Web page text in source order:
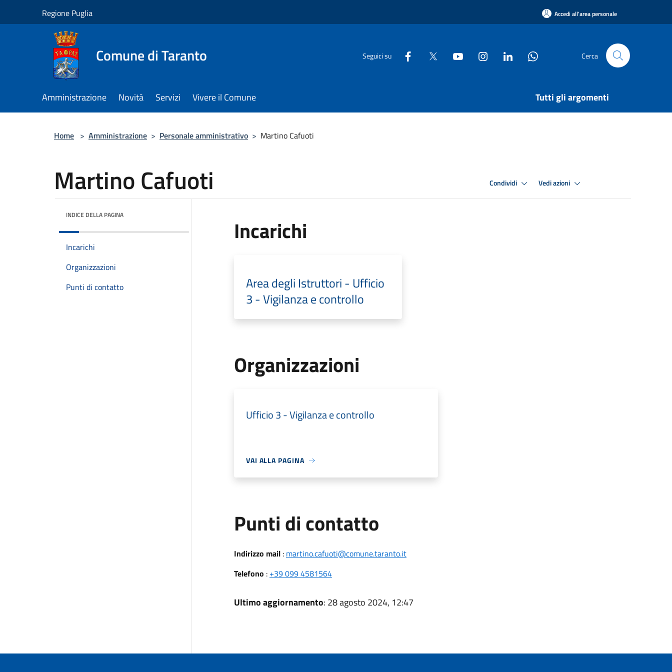
Regione Puglia Accedi all'area personale
Comune di Taranto Seguici su Cerca
Amministrazione Novità Servizi Vivere il Comune Tutti gli argomenti
Home > Amministrazione > Personale amministrativo > Martino Cafuoti
Martino Cafuoti Condividi Vedi azioni
INDICE DELLA PAGINA
Incarichi
Organizzazioni
Punti di contatto
Incarichi
Area degli Istruttori - Ufficio
3 - Vigilanza e controllo
Organizzazioni
Ufficio 3 - Vigilanza e controllo
VAI ALLA PAGINA
Punti di contatto
Indirizzo mail: martino.cafuoti@comune.taranto.it
Telefono : +39 099 4581564
Ultimo aggiornamento: 28 agosto 2024, 12:47